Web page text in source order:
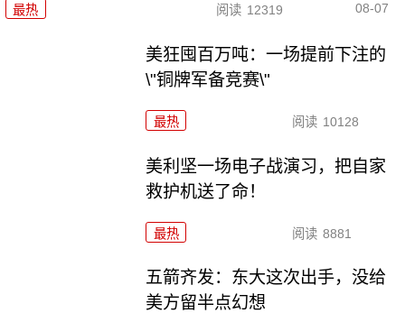
最热 阅读 12319 08-07
美狂囤百万吨：一场提前下注的
\"铜牌军备竞赛\"
最热 阅读 10128
美利坚一场电子战演习，把自家
救护机送了命！
最热 阅读 8881
五箭齐发：东大这次出手，没给
美方留半点幻想